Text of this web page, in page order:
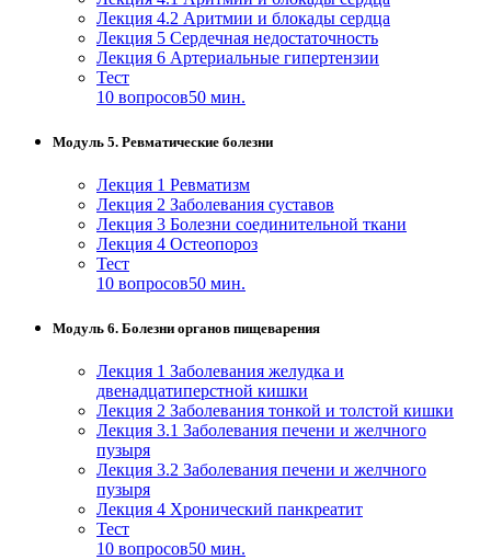
Лекция 4.2 Аритмии и блокады сердца
Лекция 5 Сердечная недостаточность
Лекция 6 Артериальные гипертензии
Тест
10 вопросов50 мин.
Модуль 5. Ревматические болезни
Лекция 1 Ревматизм
Лекция 2 Заболевания суставов
Лекция 3 Болезни соединительной ткани
Лекция 4 Остеопороз
Тест
10 вопросов50 мин.
Модуль 6. Болезни органов пищеварения
Лекция 1 Заболевания желудка и
двенадцатиперстной кишки
Лекция 2 Заболевания тонкой и толстой кишки
Лекция 3.1 Заболевания печени и желчного
пузыря
Лекция 3.2 Заболевания печени и желчного
пузыря
Лекция 4 Хронический панкреатит
Тест
10 вопросов50 мин.